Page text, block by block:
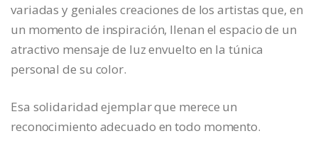
variadas y geniales creaciones de los artistas que, en
un momento de inspiración, llenan el espacio de un
atractivo mensaje de luz envuelto en la túnica
personal de su color.
Esa solidaridad ejemplar que merece un
reconocimiento adecuado en todo momento.